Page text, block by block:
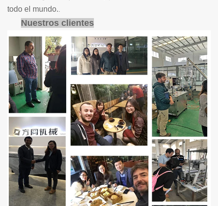
todo el mundo.
Nuestros clientes